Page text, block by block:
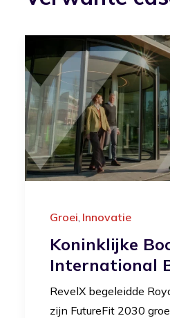
Groei Innovatie
Koninklijke
International
RevelX begeleidde
zijn FutureFit 2030